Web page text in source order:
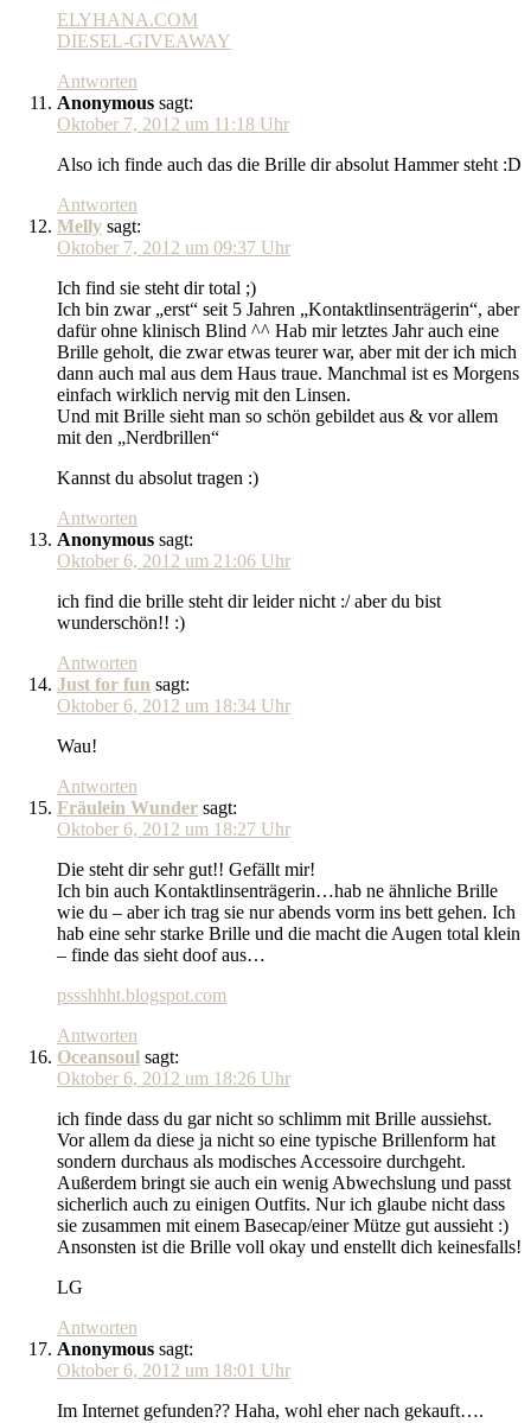
ELYHANA.COM
DIESEL-GIVEAWAY
Antworten
Anonymous sagt:
Oktober 7, 2012 um 11:18 Uhr
Also ich finde auch das die Brille dir absolut Hammer steht :D
Antworten
Melly sagt:
Oktober 7, 2012 um 09:37 Uhr
Ich find sie steht dir total ;)
Ich bin zwar „erst“ seit 5 Jahren „Kontaktlinsenträgerin“, aber
dafür ohne klinisch Blind ^^ Hab mir letztes Jahr auch eine
Brille geholt, die zwar etwas teurer war, aber mit der ich mich
dann auch mal aus dem Haus traue. Manchmal ist es Morgens
einfach wirklich nervig mit den Linsen.
Und mit Brille sieht man so schön gebildet aus & vor allem
mit den „Nerdbrillen“
Kannst du absolut tragen :)
Antworten
Anonymous sagt:
Oktober 6, 2012 um 21:06 Uhr
ich find die brille steht dir leider nicht :/ aber du bist
wunderschön!! :)
Antworten
Just for fun sagt:
Oktober 6, 2012 um 18:34 Uhr
Wau!
Antworten
Fräulein Wunder sagt:
Oktober 6, 2012 um 18:27 Uhr
Die steht dir sehr gut!! Gefällt mir!
Ich bin auch Kontaktlinsenträgerin…hab ne ähnliche Brille
wie du – aber ich trag sie nur abends vorm ins bett gehen. Ich
hab eine sehr starke Brille und die macht die Augen total klein
– finde das sieht doof aus…
pssshhht.blogspot.com
Antworten
Oceansoul sagt:
Oktober 6, 2012 um 18:26 Uhr
ich finde dass du gar nicht so schlimm mit Brille aussiehst.
Vor allem da diese ja nicht so eine typische Brillenform hat
sondern durchaus als modisches Accessoire durchgeht.
Außerdem bringt sie auch ein wenig Abwechslung und passt
sicherlich auch zu einigen Outfits. Nur ich glaube nicht dass
sie zusammen mit einem Basecap/einer Mütze gut aussieht :)
Ansonsten ist die Brille voll okay und enstellt dich keinesfalls!
LG
Antworten
Anonymous sagt:
Oktober 6, 2012 um 18:01 Uhr
Im Internet gefunden?? Haha, wohl eher nach gekauft….